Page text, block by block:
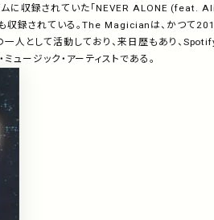
ムに収録されていた「NEVER ALONE (feat.
収録されている。The Magicianは、かつて
一人として活動しており、来日歴もあり、
ージック・アーティストである。